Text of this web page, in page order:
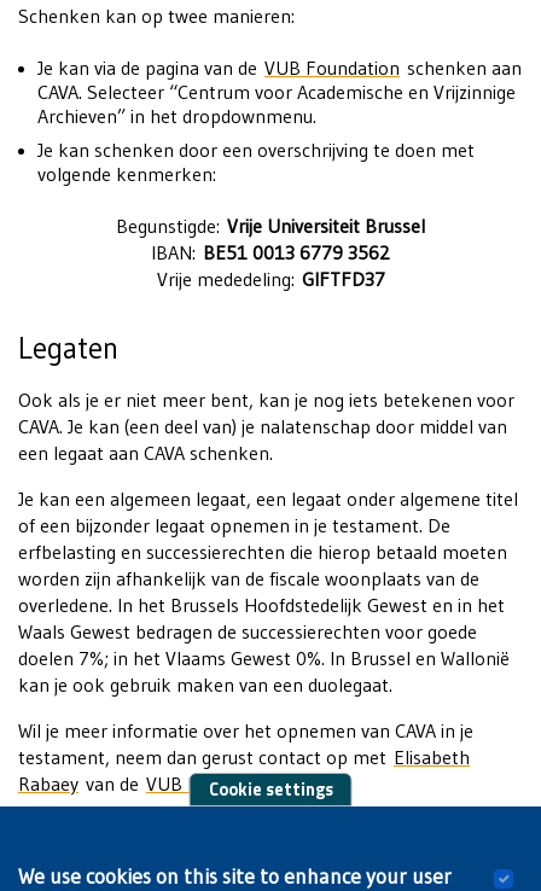
Schenken kan op twee manieren:
Je kan via de pagina van de VUB Foundation schenken aan
CAVA. Selecteer “Centrum voor Academische en Vrijzinnige
Archieven” in het dropdownmenu.
Je kan schenken door een overschrijving te doen met
volgende kenmerken:
Begunstigde: Vrije Universiteit Brussel
IBAN: BE51 0013 6779 3562
Vrije mededeling: GIFTFD37
Legaten
Ook als je er niet meer bent, kan je nog iets betekenen voor
CAVA. Je kan (een deel van) je nalatenschap door middel van
een legaat aan CAVA schenken.
Je kan een algemeen legaat, een legaat onder algemene titel
of een bijzonder legaat opnemen in je testament. De
erfbelasting en successierechten die hierop betaald moeten
worden zijn afhankelijk van de fiscale woonplaats van de
overledene. In het Brussels Hoofdstedelijk Gewest en in het
Waals Gewest bedragen de successierechten voor goede
doelen 7%; in het Vlaams Gewest 0%. In Brussel en Wallonië
kan je ook gebruik maken van een duolegaat.
Wil je meer informatie over het opnemen van CAVA in je
testament, neem dan gerust contact op met Elisabeth
Rabaey van de VUB Foundation.
Wil je CAVA steunen op een andere manier?
Cookie settings
We use cookies on this site to enhance your user